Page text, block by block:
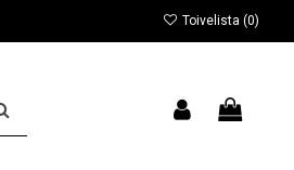
Toivelista (0)